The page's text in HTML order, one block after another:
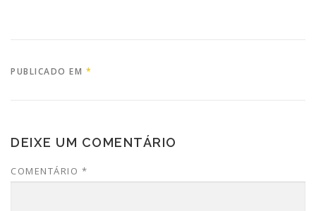
PUBLICADO EM *
DEIXE UM COMENTÁRIO
COMENTÁRIO *